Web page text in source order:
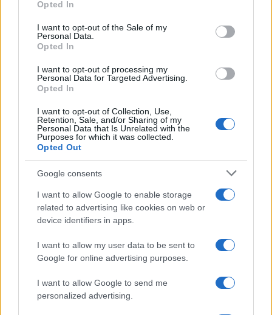
use your data for below specified purposes in below Google
consent section.
Opted In
I want to opt-out of the Sale of my
Personal Data.
Opted In
I want to opt-out of processing my
Personal Data for Targeted Advertising.
Opted In
I want to opt-out of Collection, Use,
Retention, Sale, and/or Sharing of my
Personal Data that Is Unrelated with the
Purposes for which it was collected.
Opted Out
Google consents
I want to allow Google to enable storage
related to advertising like cookies on web or
device identifiers in apps.
I want to allow my user data to be sent to
Google for online advertising purposes.
I want to allow Google to send me
personalized advertising.
originalmente entre 1863 y 1880
y se levantó en
un lugar donde antes había una pagoda
vietnamita. Todos los materiales de la
Catedral
de Notre Damede Saigón, de ladrillo rojo, se
la conoció como Iglesia de Saigón, pero en 1962 la
estructura se elevó a basílica. En ese momento
también se cambió su nombre por el de
Basílica de Notre Dame de Saigón
, y también se
convirtió en la principal catedral del país.
2. Palacio de la Independencia
Diseñado por el arquitectoNgô Viết Thụ, este
inmueble fue en su día el hogar y lugar de
del Sur. En
1975, un tanque norvietnamita se estrelló contra